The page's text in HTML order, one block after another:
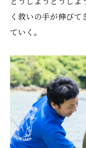
く救いの手が伸び
ていく。